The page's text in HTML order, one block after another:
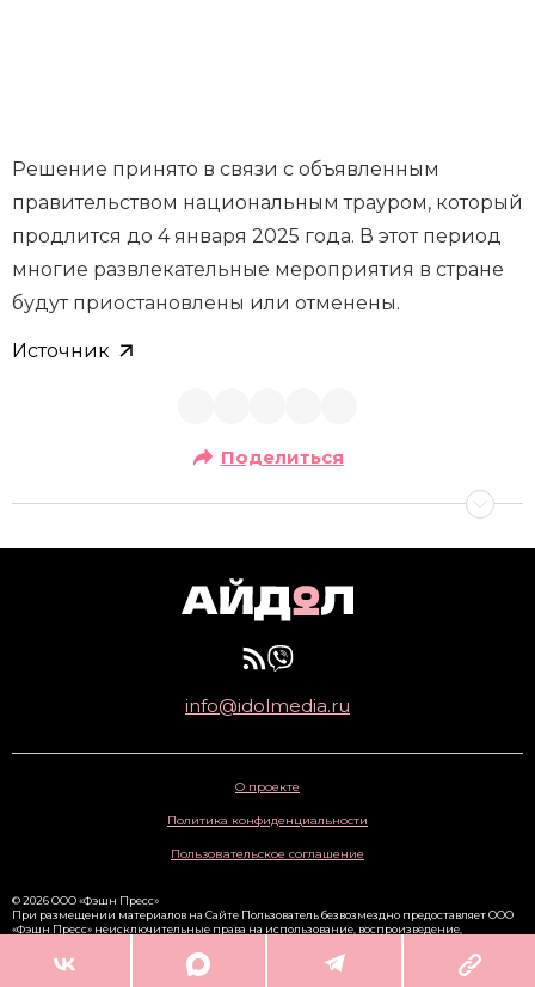
Решение принято в связи с объявленным
правительством национальным трауром, который
продлится до 4 января 2025 года. В этот период
многие развлекательные мероприятия в стране
будут приостановлены или отменены.
Источник
Поделиться
info@idolmedia.ru
О проекте
Политика конфиденциальности
Пользовательское соглашение
© 2026 ООО «Фэшн Пресс»
При размещении материалов на Сайте Пользователь безвозмездно предоставляет ООО
«Фэшн Пресс» неисключительные права на использование, воспроизведение,
материалов и доведение их до всеобщего сведения через сайт
www.idolmedia.ru. 16+